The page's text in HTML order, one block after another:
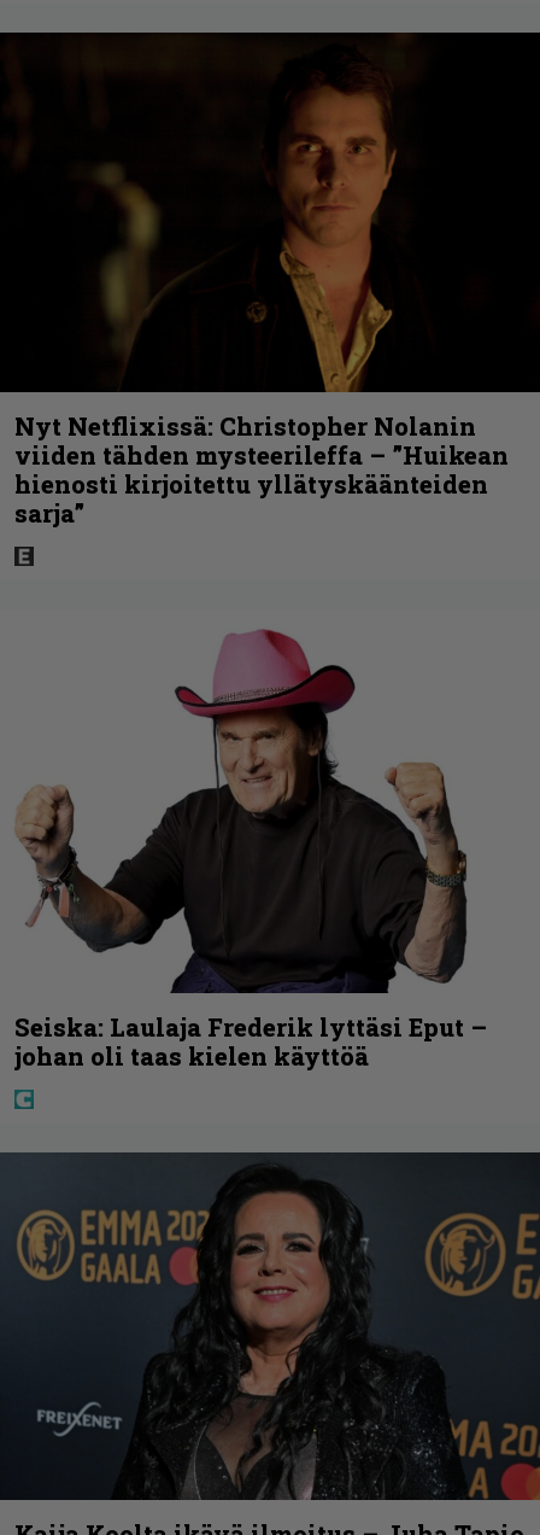
Nyt Netflixissä: Christopher Nolanin
viiden tähden mysteerileffa – ”Huikean
hienosti kirjoitettu yllätyskäänteiden
sarja”
Seiska: Laulaja Frederik lyttäsi Eput –
johan oli taas kielen käyttöä